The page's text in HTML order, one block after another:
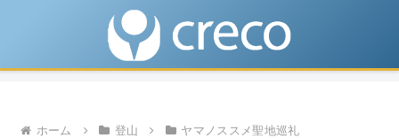
ホーム 登山 ヤマノススメ聖地巡礼